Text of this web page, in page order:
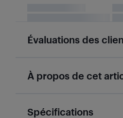
Évaluations des
À propos de cet
Spécifications